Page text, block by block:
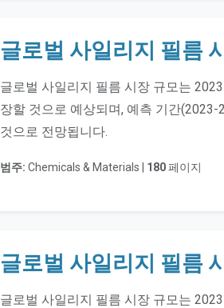
글로벌 사일리지 필름
글로벌 사일리지 필름 시장 규모는
장할 것으로 예상되며, 예측 기간(2023-
것으로 전망됩니다.
범주: Chemicals & Materials | 180페이지
글로벌 사일리지 필름
글로벌 사일리지 필름 시장 규모는